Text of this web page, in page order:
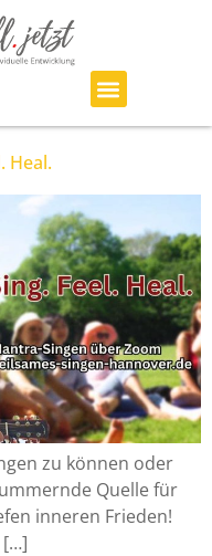
Heal.
zu können oder
Quelle für
inneren Frieden!
[…]